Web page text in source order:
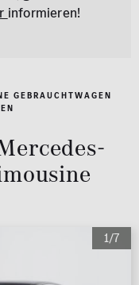
informieren!
GEBRAUCHTWAGEN
1/7